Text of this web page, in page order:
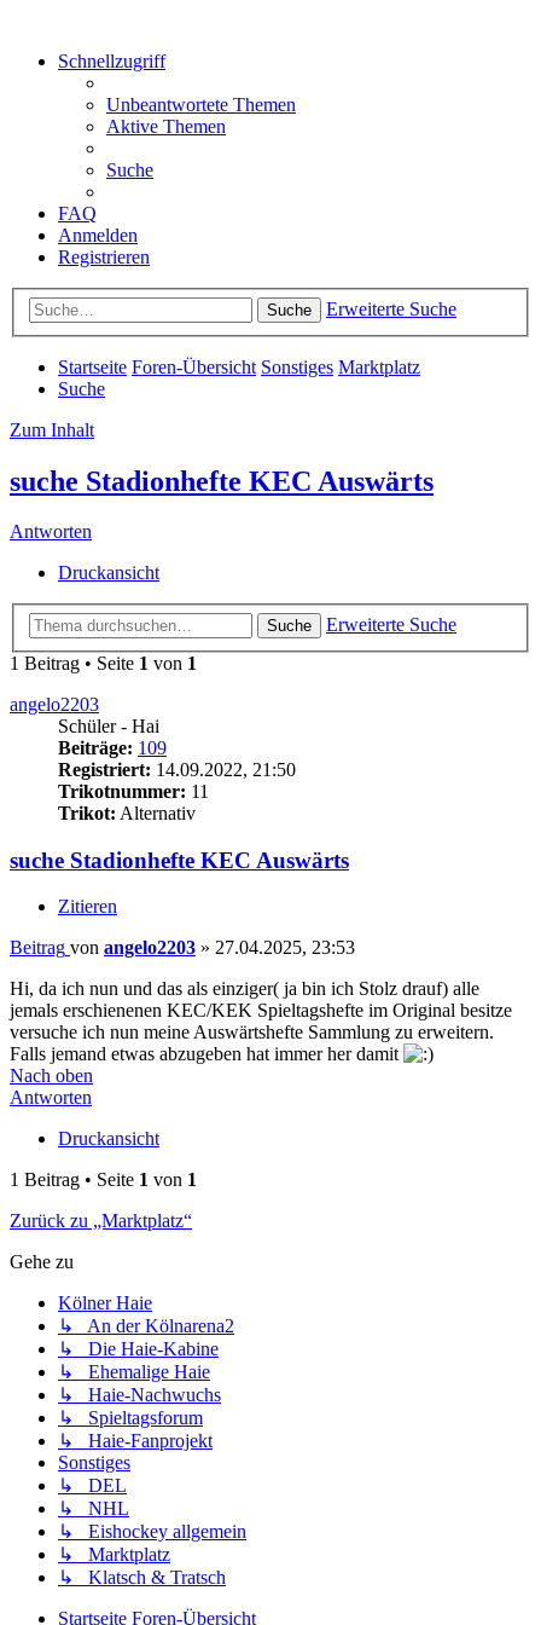
Schnellzugriff
Unbeantwortete Themen
Aktive Themen
Suche
FAQ
Anmelden
Registrieren
Suche Erweiterte Suche
Startseite Foren-Übersicht Sonstiges Marktplatz
Suche
Zum Inhalt
suche Stadionhefte KEC Auswärts
Antworten
Druckansicht
Suche
Erweiterte Suche
1 Beitrag • Seite 1 von 1
angelo2203
Schüler - Hai
Beiträge: 109
Registriert: 14.09.2022, 21:50
Trikotnummer: 11
Trikot: Alternativ
suche Stadionhefte KEC Auswärts
Zitieren
Beitrag von angelo2203 » 27.04.2025, 23:53
Hi, da ich nun und das als einziger( ja bin ich Stolz drauf) alle
jemals erschienenen KEC/KEK Spieltagshefte im Original besitze
versuche ich nun meine Auswärtshefte Sammlung zu erweitern.
Falls jemand etwas abzugeben hat immer her damit
Nach oben
Antworten
Druckansicht
1 Beitrag • Seite 1 von 1
Zurück zu „Marktplatz“
Gehe zu
Kölner Haie
↳ An der Kölnarena2
↳ Die Haie-Kabine
↳ Ehemalige Haie
↳ Haie-Nachwuchs
↳ Spieltagsforum
↳ Haie-Fanprojekt
Sonstiges
↳ DEL
↳ NHL
↳ Eishockey allgemein
↳ Marktplatz
↳ Klatsch & Tratsch
Startseite Foren-Übersicht